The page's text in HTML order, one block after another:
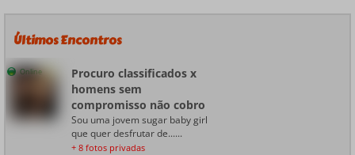
Últimos Encontros
Online
Procuro classificados x
homens sem
compromisso não cobro
Sou uma jovem sugar baby girl
que quer desfrutar de......
+ 8 fotos privadas